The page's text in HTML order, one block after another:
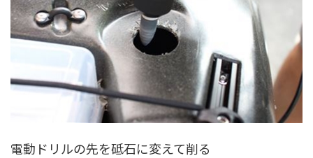
電動ドリルの先を砥石に変えて削る